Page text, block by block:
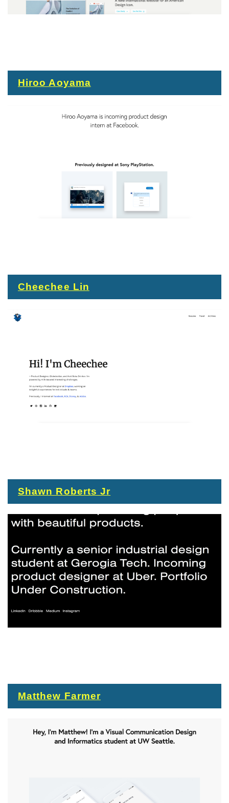
Hiroo Aoyama
Cheechee Lin
Shawn Roberts Jr
Matthew Farmer